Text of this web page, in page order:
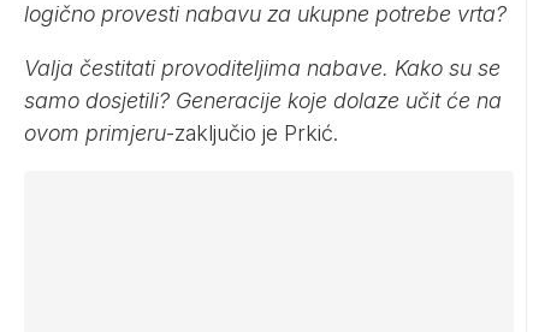
logično provesti nabavu za ukupne potrebe vrta?
Valja čestitati provoditeljima nabave. Kako su se
samo dosjetili? Generacije koje dolaze učit će na
ovom primjeru-zaključio je Prkić.